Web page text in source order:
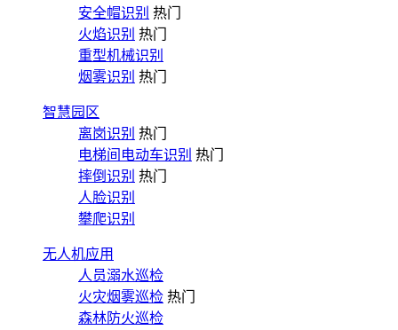
安全帽识别 热门
火焰识别 热门
重型机械识别
烟雾识别 热门
智慧园区
离岗识别 热门
电梯间电动车识别 热门
摔倒识别 热门
人脸识别
攀爬识别
无人机应用
人员溺水巡检
火灾烟雾巡检 热门
森林防火巡检